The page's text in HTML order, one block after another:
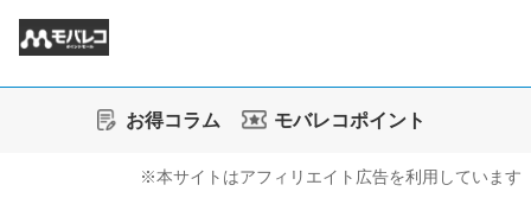
お得コラム モバレコポイント
※本サイトはアフィリエイト広告を利用しています